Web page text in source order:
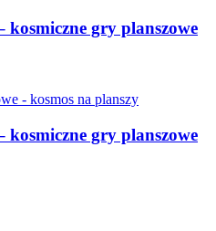
kosmiczne gry planszowe
kosmiczne gry planszowe